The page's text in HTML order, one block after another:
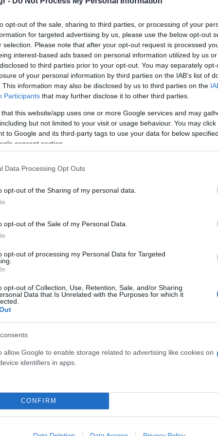
opt-out of the sale, sharing to third parties, or processing of your
for targeted advertising by us, please use the below opt-out
selection. Please note that after your opt-out request is processed
interest-based ads based on personal information utilized by us
to third parties prior to your opt-out. You may separately
of your personal information by third parties on the IAB’s list of
This information may also be disclosed by us to third parties on the
Participants that may further disclose it to other third parties.
that this website/app uses one or more Google services and may
but not limited to your visit or usage behaviour. You may
to Google and its third-party tags to use your data for below
consent section.
Data Processing Opt Outs
opt-out of the Sharing of my personal data.
opt-out of the Sale of my Personal Data.
opt-out of processing my Personal Data for Targeted
opt-out of Collection, Use, Retention, Sale, and/or Sharing
Data that Is Unrelated with the Purposes for which it
allow Google to enable storage related to advertising like cookies on
identifiers in apps.
CONFIRM
League > Water Polo Champions League Γυναικών
Game 3 του πρωταθλήματος
ο Ολυμπιακός θα προσπαθήσει να επαναλάβει αυτό που έκανε το